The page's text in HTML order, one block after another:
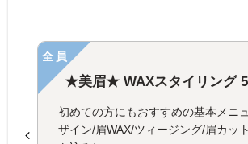
全員
★美眉★ WAXスタイリング
初めての方にもおすすめの基本メニ
ザイン/眉WAX/ツィージング/眉カッ